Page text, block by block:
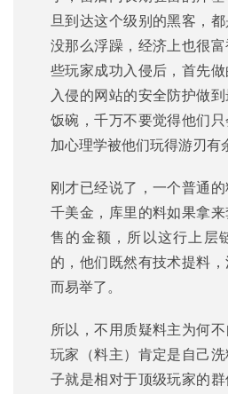
旦到达这个级别的黑客，
没那么浮躁，经济上也很
些玩家成功入侵后，首先
入侵的网站的安全防护做
饭碗，千万不要觉得他们
加心理学被他们玩得游刃有
刚才已经说了，一个普通
千美金，库里的料如果拿
售的金额，所以这行上层
的，他们既然有技术提料
而易举了。
所以，不用质疑料主为何
玩家（料主）肯定是自己
子就是相对于顶级玩家的